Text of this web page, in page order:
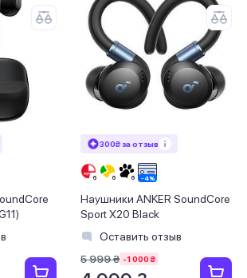
300₴ за отзыв
Наушники ANKER SoundCore
Sport X20 Black
Оставить отзыв
5 999 ₴ -1 000 ₴